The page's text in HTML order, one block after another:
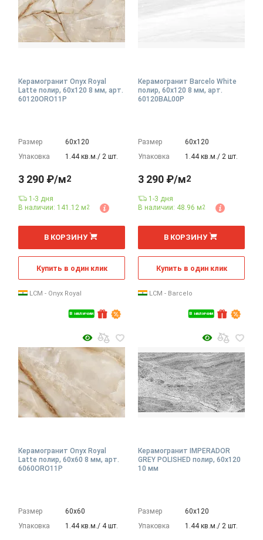
Керамогранит Onyx Royal
Latte полир, 60x120 8 мм, арт.
60120ORO11P
Размер
60х120
Упаковка
1.44 кв.м./ 2 шт.
В наличии
3 290 ₽/м2
1-3 дня
В наличии: 141.12 м2
м
В КОРЗИНУ
Купить в один клик
LCM - Onyx Royal
Керамогранит Barcelo White
полир, 60x120 8 мм, арт.
60120BAL00P
Размер
60х120
Упаковка
1.44 кв.м./ 2 шт.
В наличии
3 290 ₽/м2
1-3 дня
В наличии: 48.96 м2
м
В КОРЗИНУ
Купить в один клик
LCM - Barcelo
Керамогранит Onyx Royal
Latte полир, 60x60 8 мм, арт.
6060ORO11P
Размер
60х60
Упаковка
1.44 кв.м./ 4 шт.
Керамогранит IMPERADOR
GREY POLISHED полир, 60x120
10 мм
Размер
60х120
Упаковка
1.44 кв.м./ 2 шт.